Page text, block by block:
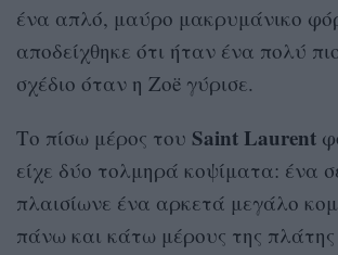
ένα απλό, μαύρο μακρυμάνικο
αποδείχθηκε ότι ήταν ένα πολύ
σχέδιο όταν η Zoë γύρισε.
Το πίσω μέρος του Saint Laurent
είχε δύο τολμηρά κοψίματα: ένα
πλαισίωνε ένα αρκετά μεγάλο
πάνω και κάτω μέρους της